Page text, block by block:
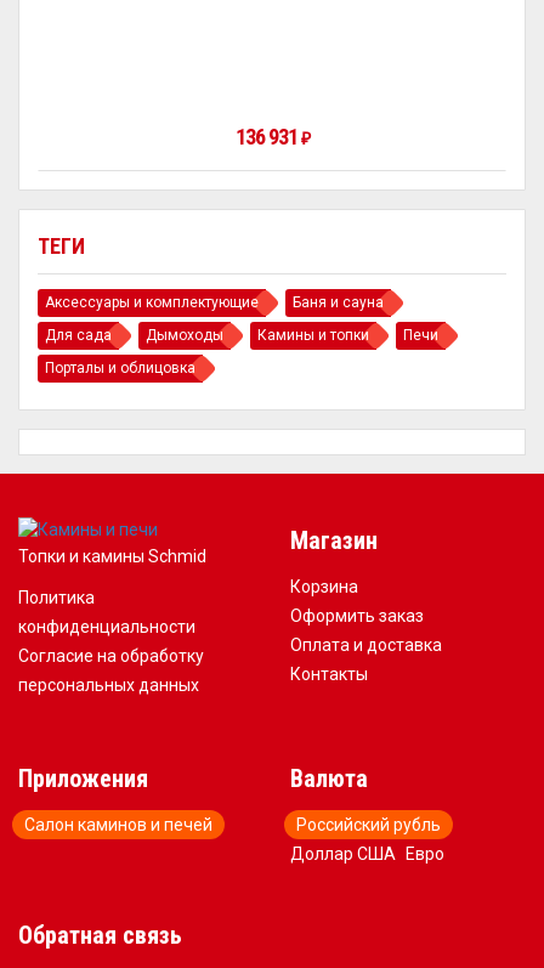
ТЕГИ
Аксессуары и комплектующие
Баня и сауна
Для сада
Дымоходы Камины и топки
Печи
Порталы и облицовка
136 931 ₽
Топки и камины Schmid
Политика
конфиденциальности
Согласие на обработку
персональных данных
Магазин
Корзина
Оформить заказ
Оплата и доставка
Контакты
Приложения
Салон каминов и печей
Валюта
Российский рубль
Доллар США
Евро
Обратная связь